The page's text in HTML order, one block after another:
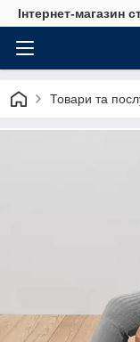
Інтернет-магазин
Товари та